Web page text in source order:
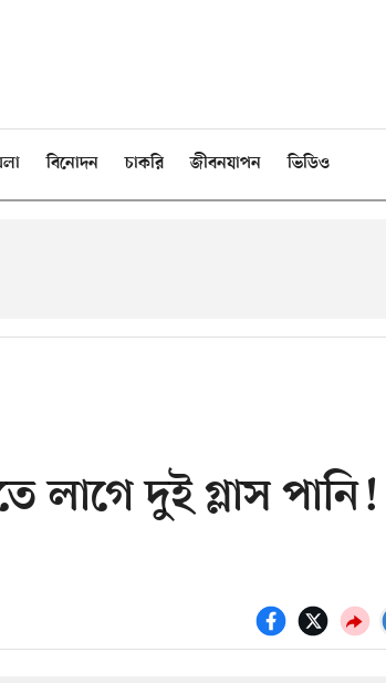
বিনোদন চাকরি জীবনযাপন ভিডিও
লাগে দুই গ্লাস পানি!